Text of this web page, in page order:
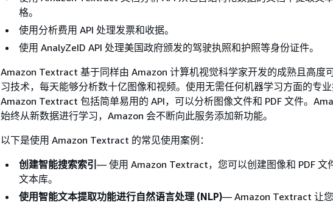
格。
使用分析费用 API 处理发票和收据。
使用 AnalyZeID API 处理美国政府颁发的驾驶执照和护照等身份证件。
Amazon Textract 基于同样由 Amazon 计算机视觉科学家开发的成熟且高度
习技术，每天能够分析数十亿图像和视频。使用无需任何机器学习方面的专业
Amazon Textract 包括简单易用的 API，可以分析图像文件和 PDF 文件。
始终从新数据进行学习，Amazon 会不断向此服务添加新功能。
以下是使用 Amazon Textract 的常见使用案例：
创建智能搜索索引 — 使用 Amazon Textract，您可以创建图像和 PDF 文
文本库。
使用智能文本提取功能进行自然语言处理 (NLP)— Amazon Textract 让